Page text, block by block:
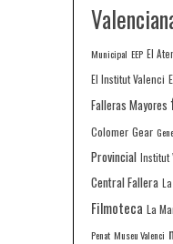
Municipal EEP El
El Institut Valenci
Falleras Mayores
Colomer Gear
Provincial Institut
Central Fallera
Filmoteca La
Penat Museu Valenci